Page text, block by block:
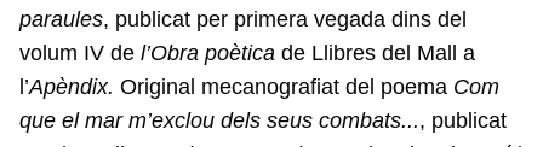
paraules, publicat per primera vegada dins del
volum IV de l’Obra poètica de Llibres del Mall a
l’Apèndix. Original mecanografiat del poema Com
que el mar m’exclou dels seus combats..., publicat